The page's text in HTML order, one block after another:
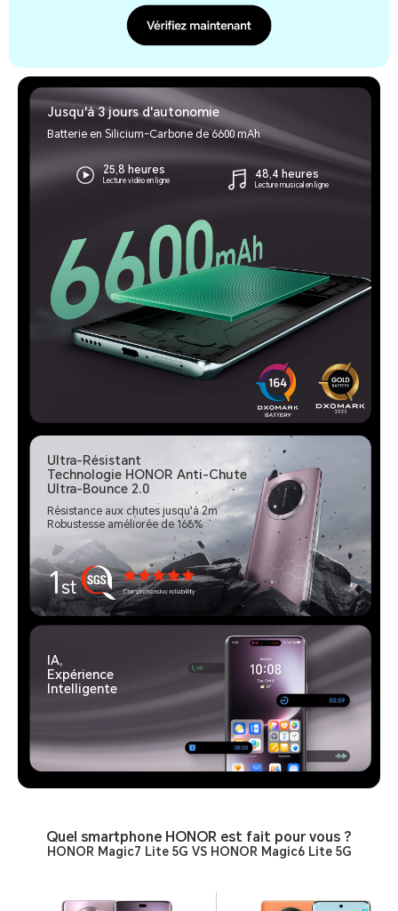
Jusqu'à 3 jours d'autonomie
Batterie en Silicium-Carbone de 6600 mAh
25,8 heures
Lecture vidéo en ligne
48,4 heures
Lecture musical en ligne
Ultra-Résistant
Technologie HONOR Anti-Chute
Ultra-Bounce 2.0
Résistance aux chutes jusqu'à 2m
Robustesse améliorée de 166%
IA,
Expérience
Intelligente
Quel smartphone HONOR est fait pour vous ?
HONOR Magic7 Lite 5G VS HONOR Magic6 Lite 5G